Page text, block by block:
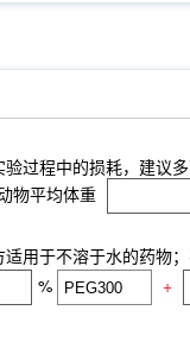
过程中的损耗，建议
物平均体重
用于不溶于水的药物
% +